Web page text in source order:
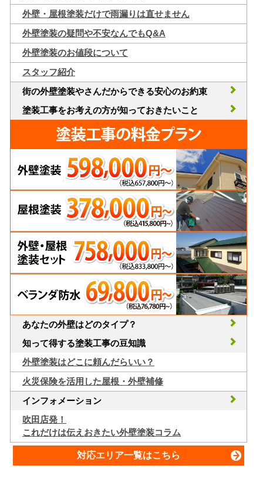
外壁・屋根塗装だけで雨漏りは直せません
外壁塗装の疑問や不安なんでもQ&A
外壁塗装のお値段について
スタッフ紹介
街の外壁塗装やさんだからできる安心のお約束
塗装工事をお考えの方が知っておきたいこと
あなたの外壁はどのタイプ？
知って得する塗装工事の豆知識
外壁塗装はどこに頼んだらいい？
火災保険を活用した屋根・外壁補修
インフォメーション
吹田店発！
これだけは伝えおきたい外壁塗装コラム
対応エリア一覧はこちら